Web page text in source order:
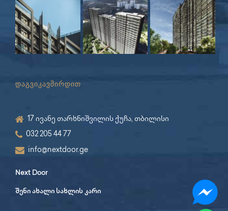
დაგვიკავშირდით
17 ივანე თარხნიშვილის ქუჩა, თბილისი
032 205 44 77
info@nextdoor.ge
Next Door
შენი ახალი სახლის კარი